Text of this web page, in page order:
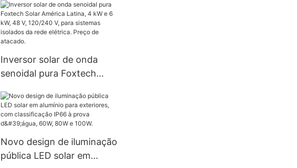
kW com onda senoidal
pura, para sistemas de
energia solar isolados da
Inversor solar de onda
senoidal pura Foxtech
e 6 kW, 48 V, 120/240 V,
para sistemas isolados da
rede elétrica. Preço de
atacado.
Novo design de iluminação
pública LED solar em